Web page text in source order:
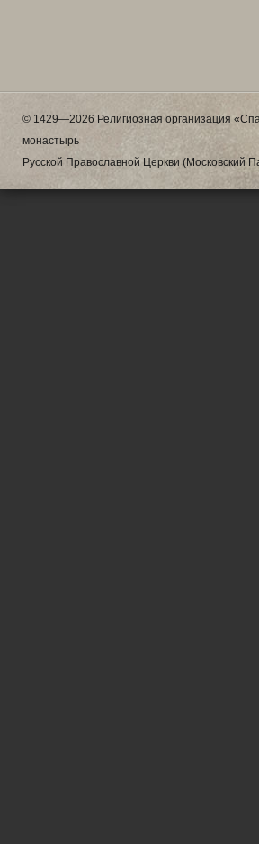
© 1429—2026 Религиозная организация
монастырь
Русской Православной Церкви (Московский